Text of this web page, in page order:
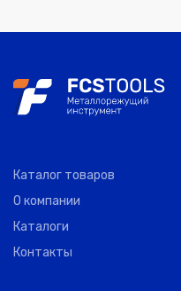
Каталог товаров
О компании
Каталоги
Контакты